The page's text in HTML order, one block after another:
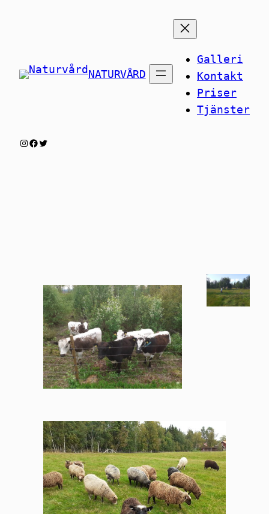
NATURVÅRD
Galleri
Kontakt
Priser
Tjänster
Instagram
Facebook
Twitter